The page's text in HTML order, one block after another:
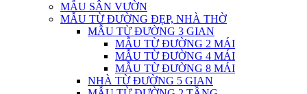
MẪU SÂN VƯỜN
MẪU TỪ ĐƯỜNG ĐẸP, NHÀ THỜ
MẪU TỪ ĐƯỜNG 3 GIAN
MẪU TỪ ĐƯỜNG 2 MÁI
MẪU TỪ ĐƯỜNG 4 MÁI
MẪU TỪ ĐƯỜNG 8 MÁI
NHÀ TỪ ĐƯỜNG 5 GIAN